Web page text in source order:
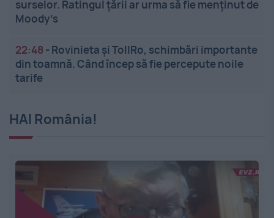
surselor. Ratingul țării ar urma să fie menținut de
Moody’s
22:48 - Rovinieta și TollRo, schimbări importante
din toamnă. Când încep să fie percepute noile
tarife
HAI România!